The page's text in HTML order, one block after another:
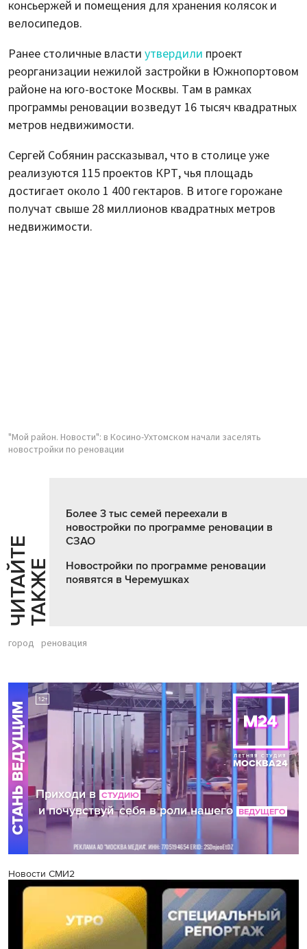
консьержей и помещения для хранения колясок и
велосипедов.
Ранее столичные власти утвердили проект
реорганизации нежилой застройки в Южнопортовом
районе на юго-востоке Москвы. Там в рамках
программы реновации возведут 16 тысяч квадратных
метров недвижимости.
Сергей Собянин рассказывал, что в столице уже
реализуются 115 проектов КРТ, чья площадь
достигает около 1 400 гектаров. В итоге горожане
получат свыше 28 миллионов квадратных метров
недвижимости.
"Мой район. Новости": в Косино-Ухтомском начали заселять
новостройки по реновации
Ч
И
Т
АЙ
Т
Е
Т
А
К
ЖЕ
Более 3 тыс семей переехали в
новостройки по программе реновации в
СЗАО
Новостройки по программе реновации
появятся в Черемушках
город реновация
Новости СМИ2